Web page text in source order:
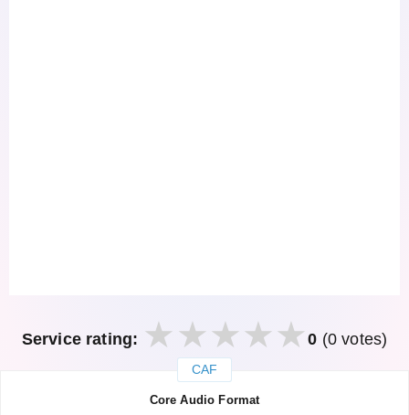
Service rating: 0 (0 votes)
CAF
Core Audio Format